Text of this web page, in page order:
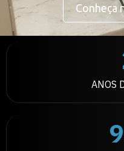
Conheça
ANOS